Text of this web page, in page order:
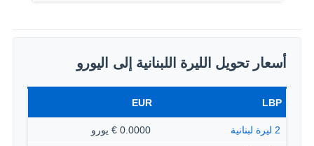
أسعار تحويل الليرة اللبنانية إلى اليورو
LBP
EUR
2 ليرة لبنانية 0.0000 € يورو